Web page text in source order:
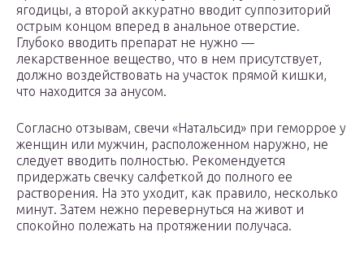
ягодицы, а второй аккуратно вводит суппозиторий
острым концом вперед в анальное отверстие.
Глубоко вводить препарат не нужно —
лекарственное вещество, что в нем присутствует,
должно воздействовать на участок прямой кишки,
что находится за анусом.
Согласно отзывам, свечи «Натальсид» при геморрое у
женщин или мужчин, расположенном наружно, не
следует вводить полностью. Рекомендуется
придержать свечку салфеткой до полного ее
растворения. На это уходит, как правило, несколько
минут. Затем нежно перевернуться на живот и
спокойно полежать на протяжении получаса.